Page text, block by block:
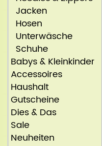
Jacken
Hosen
Unterwäsche
Schuhe
Babys & Kleinkinder
Accessoires
Haushalt
Gutscheine
Dies & Das
Sale
Neuheiten